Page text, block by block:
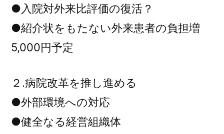
●入院対外来比評価の復活？
●紹介状をもたない外来患者の負担増
5,000円予定
２.病院改革を推し進める
●外部環境への対応
●健全なる経営組織体